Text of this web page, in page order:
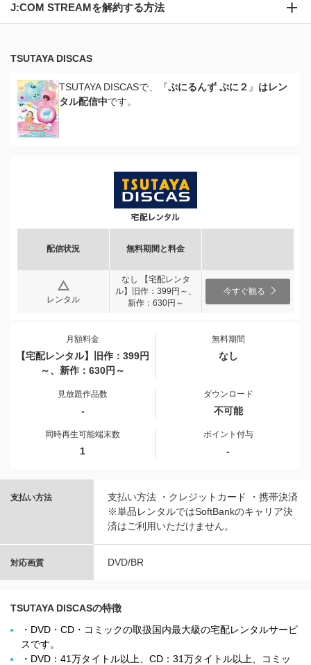
J:COM STREAMを解約する方法
TSUTAYA DISCAS
TSUTAYA DISCASで、『ぷにるんず ぷに２ 』 はレン
タル配信中です。
配信状況 無料期間と料金
レンタル
なし 【宅配レンタ
ル】旧作：399円～、
新作：630円～
今すぐ観る
月額料金
【宅配レンタル】旧作：399円
～、新作：630円～
無料期間
なし
見放題作品数
-
ダウンロード
不可能
同時再生可能端末数
1
ポイント付与
-
支払い方法
支払い方法 ・クレジットカード ・携帯決済
※単品レンタルではSoftBankのキャリア決
済はご利用いただけません。
対応画質 DVD/BR
TSUTAYA DISCASの特徴
・DVD・CD・コミックの取扱国内最大級の宅配レンタルサービ
スです。
・DVD：41万タイトル以上、CD：31万タイトル以上、コミッ